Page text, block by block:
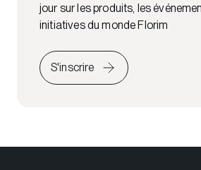
jour sur les produits, les
initiatives du monde Florim
S'inscrire